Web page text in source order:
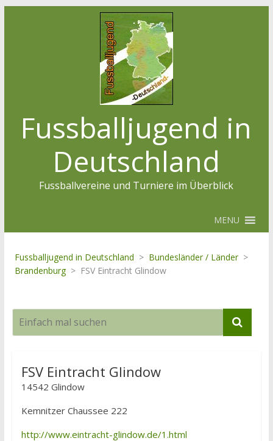
Fussballjugend in
Deutschland
Fussballvereine und Turniere im Überblick
MENU
Fussballjugend in Deutschland > Bundesländer / Länder >
Brandenburg > FSV Eintracht Glindow
FSV Eintracht Glindow
14542 Glindow
Kemnitzer Chaussee 222
http://www.eintracht-glindow.de/1.html